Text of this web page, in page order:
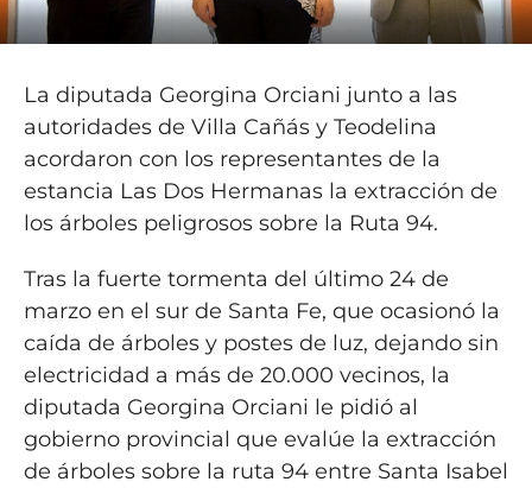
La diputada Georgina Orciani junto a las
autoridades de Villa Cañás y Teodelina
acordaron con los representantes de la
estancia Las Dos Hermanas la extracción de
los árboles peligrosos sobre la Ruta 94.
Tras la fuerte tormenta del último 24 de
marzo en el sur de Santa Fe, que ocasionó la
caída de árboles y postes de luz, dejando sin
electricidad a más de 20.000 vecinos, la
diputada Georgina Orciani le pidió al
gobierno provincial que evalúe la extracción
de árboles sobre la ruta 94 entre Santa Isabel